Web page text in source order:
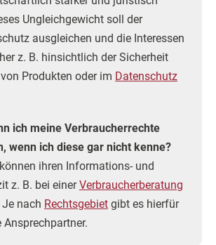
Ungleichgewicht soll der
ausgleichen und die Interessen
z. B. hinsichtlich der Sicherheit
Produkten oder im Datenschutz
ich meine Verbraucherrechte
wenn ich diese gar nicht kenne?
ihren Informations- und
z. B. bei einerVerbraucherberatung
nach Rechtsgebiet gibt es hierfür
Ansprechpartner.